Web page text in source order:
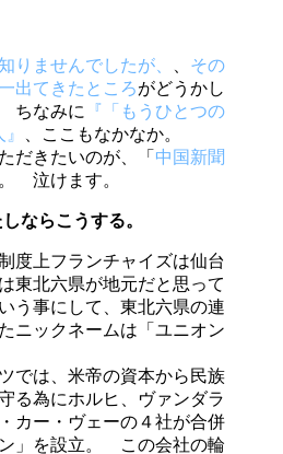
りませんでしたが、
その
出てきたところがどうかし
ちなみに 『「もうひとつの
、ここもなかなか。
だきたいのが、「 中国新聞
。 泣けます。
ならこうする。
度上フランチャイズは仙台
東北六県が地元だと思って
う事にして、東北六県の連
ニックネームは「ユニオン
では、米帝の資本から民族
る為にホルヒ、ヴァンダラ
カー・ヴェーの４社が合併
」を設立。 この会社の輪